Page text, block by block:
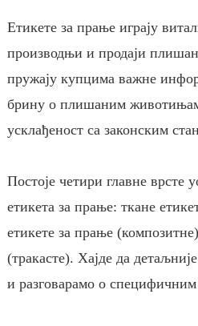
Етикете за прање играју
производњи и продаји
пружају купцима важне
брину о плишаним
усклађеност са законским
Постоје четири главне врсте
етикета за прање: ткане
етикете за прање
(тракасте). Хајде да
и разговарамо о специфичним